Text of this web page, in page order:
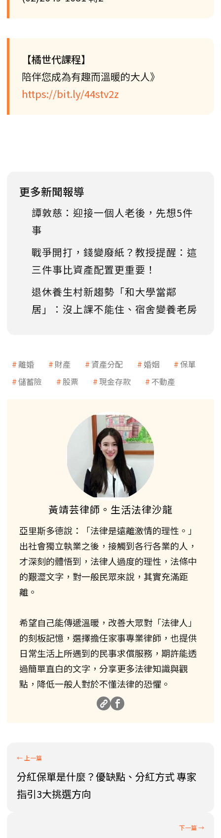
【橘世代課程】
陪伴您成為有趣而溫暖的大人》
https://bit.ly/44stv2z
更多新聞報導
譚敦慈：迎接一個人老後，先想5件
事
戰爭開打，錢變廢紙？教授提醒：這
三件事比資產配置更重要！
退休養生村新趨勢「和大學當鄰
居」：沒上課不能住、宿舍變養老房
離婚 財產 資產分配 婚姻
保單
儲蓄險
股票 現金存款 不動產
黃靖芸律師。生活法律沙龍
亞里斯多德說：「法律是遠離激情的理性。」
出社會獨立執業之後，接觸到各行各業的人，
才深刻的體悟到，法律人過度的理性，法條中
的艱澀文字，對一般民眾來說，其實充滿距
離。
希望自己能傳遞溫暖，改善大眾對「法律人」
的刻板記憶，選擇擔任家事專業律師，也提供
日常生活上所遇到的民事求償服務，期許能透
過簡單直白的文字，分享更多法律知識與觀
點，降低一般人對於不懂法律的恐懼。
分紅保單是什麼？優缺點、分紅方式 專家
指引3大挑選方向